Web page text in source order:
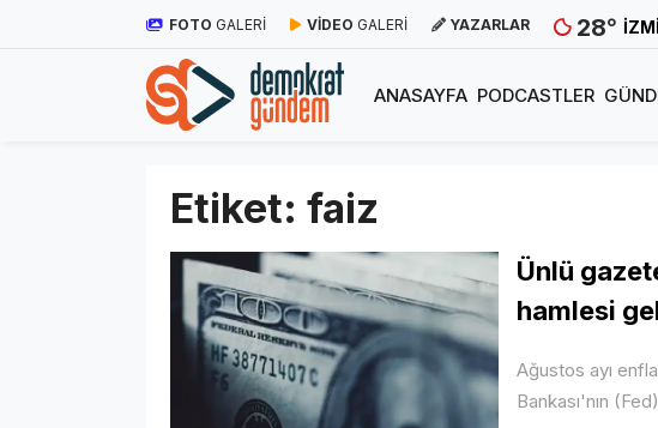
FOTO GALERİ VİDEO GALERİ YAZARLAR 28°
ANASAYFA PODCASTLER
Etiket: faiz
Ünlü
hamlesi
Ağustos ayı
Bankası'nın